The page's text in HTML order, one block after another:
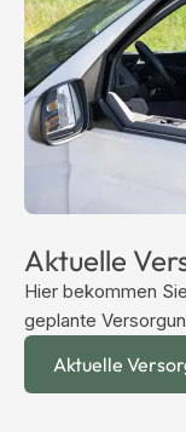
Aktuelle
Hier bekommen
geplante
Aktuelle